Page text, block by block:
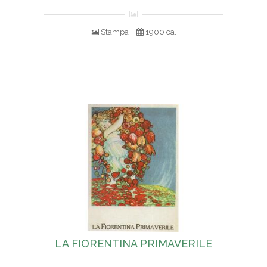
Stampa 1900 ca.
LA FIORENTINA PRIMAVERILE